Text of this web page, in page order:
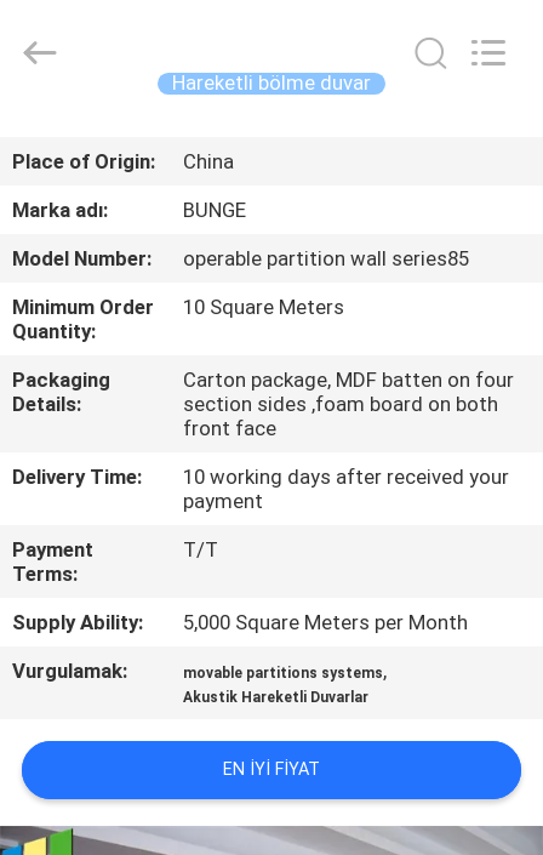
ÜRÜN:%
S
HAKKIMIZDA
FABRIKA
KONTROL
BIZIMLE
ILETIŞIME
HABERLER
Industrial
Hareketli bölme duvar
Place of Origin:
China
Marka adı:
BUNGE
Model Number:
operable partition wall series85
Minimum Order
Quantity:
10 Square Meters
Packaging
Details:
Carton package, MDF batten on four
section sides ,foam board on both
front face
Delivery Time:
10 working days after received your
payment
Payment
Terms:
T/T
Supply Ability:
5,000 Square Meters per Month
Vurgulamak:
movable partitions systems,
Akustik Hareketli Duvarlar
EN IYI FIYAT